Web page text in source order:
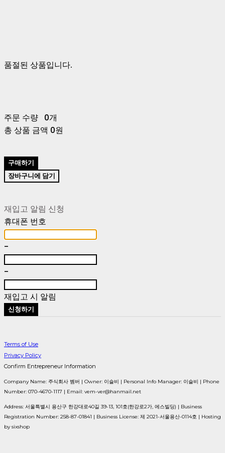
품절된 상품입니다.
주문 수량 0개
총 상품 금액 0원
구매하기
장바구니에 담기
재입고 알림 신청
휴대폰 번호
-
-
재입고 시 알림
신청하기
Terms of Use
Privacy Policy
Confirm Entrepreneur Information
Company Name: 주식회사 벰버 | Owner: 이슬비 | Personal Info Manager: 이슬비 | Phone
Number: 070-4670-1117 | Email: vem-ver@hanmail.net
Address: 서울특별시 용산구 한강대로40길 39-13, 101호(한강로2가, 에스빌딩) | Business
Registration Number: 258-87-01841 | Business License: 제 2021-서울용산-0114호 | Hosting
by sixshop